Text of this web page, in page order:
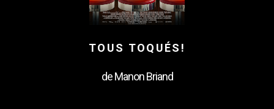
TOUS TOQUÉS!
de Manon Briand